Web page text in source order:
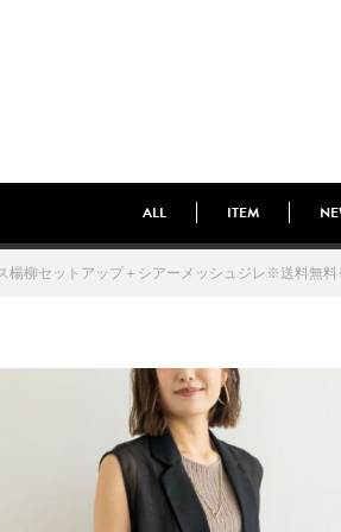
ALL ITEM
楊柳セットアップ＋シアーメッシュジレ※送料無